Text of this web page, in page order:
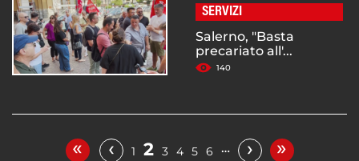
SERVIZI
Salerno, "Basta
precariato all'...
140
« ‹ 1 2 3 4 5 6 … › »